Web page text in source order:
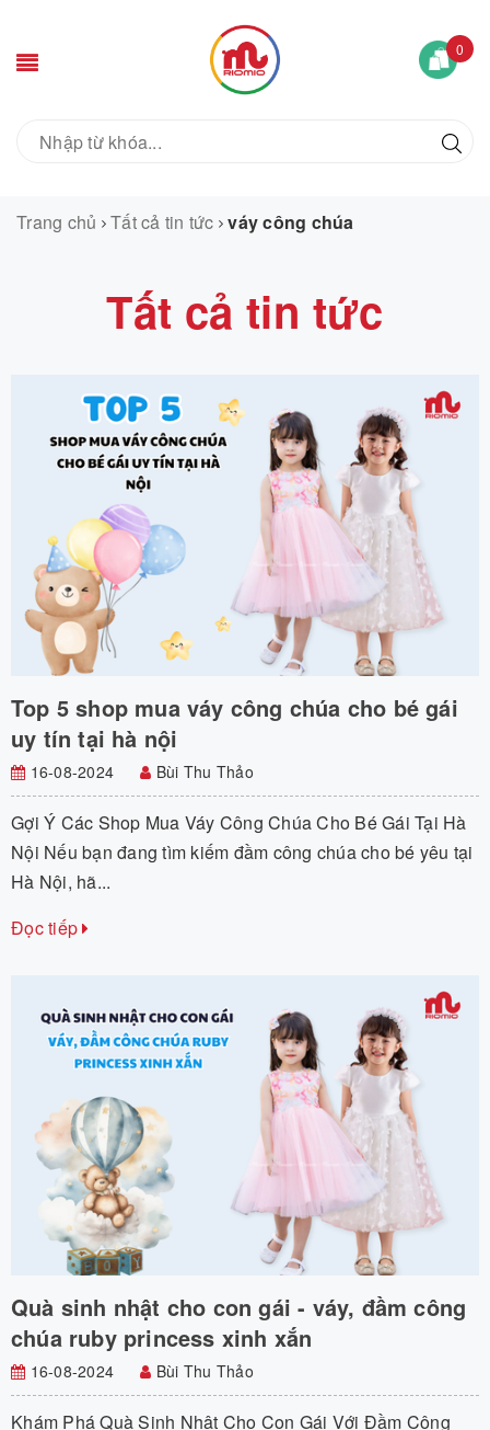
0
Trang chủ Tất cả tin tức váy công chúa
Tất cả tin tức
Top 5 shop mua váy công chúa cho bé gái
uy tín tại hà nội
16-08-2024 Bùi Thu Thảo
Gợi Ý Các Shop Mua Váy Công Chúa Cho Bé Gái Tại Hà
Nội Nếu bạn đang tìm kiếm đầm công chúa cho bé yêu tại
Hà Nội, hã...
Đọc tiếp
Quà sinh nhật cho con gái - váy, đầm công
chúa ruby princess xinh xắn
16-08-2024 Bùi Thu Thảo
Khám Phá Quà Sinh Nhật Cho Con Gái Với Đầm Công